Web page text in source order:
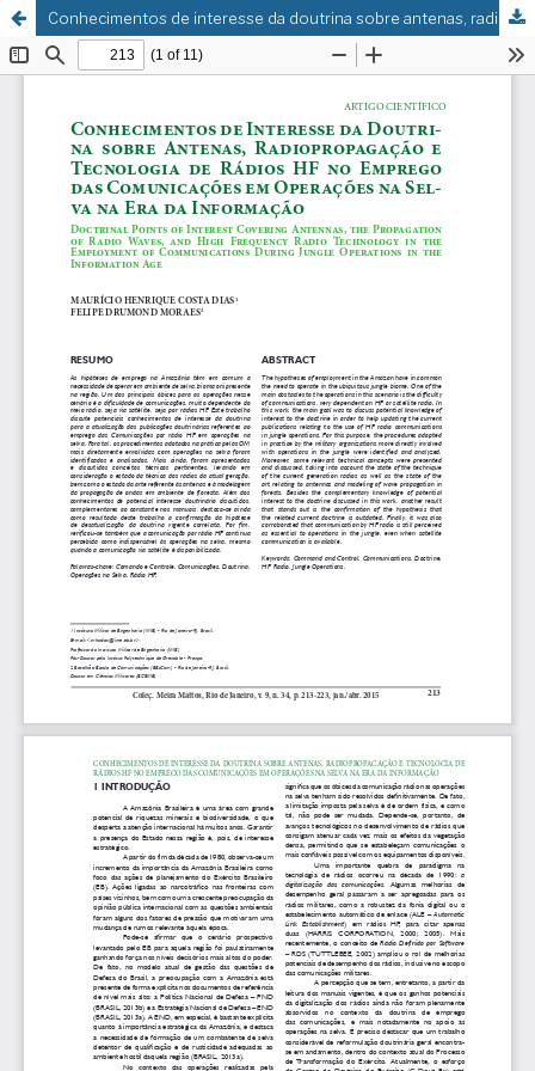
Conhecimentos de interesse da doutrina sobre antenas, radiopropagação e tecnologia de rádios HF no emprego das comunicações em operações na selva na era da informação